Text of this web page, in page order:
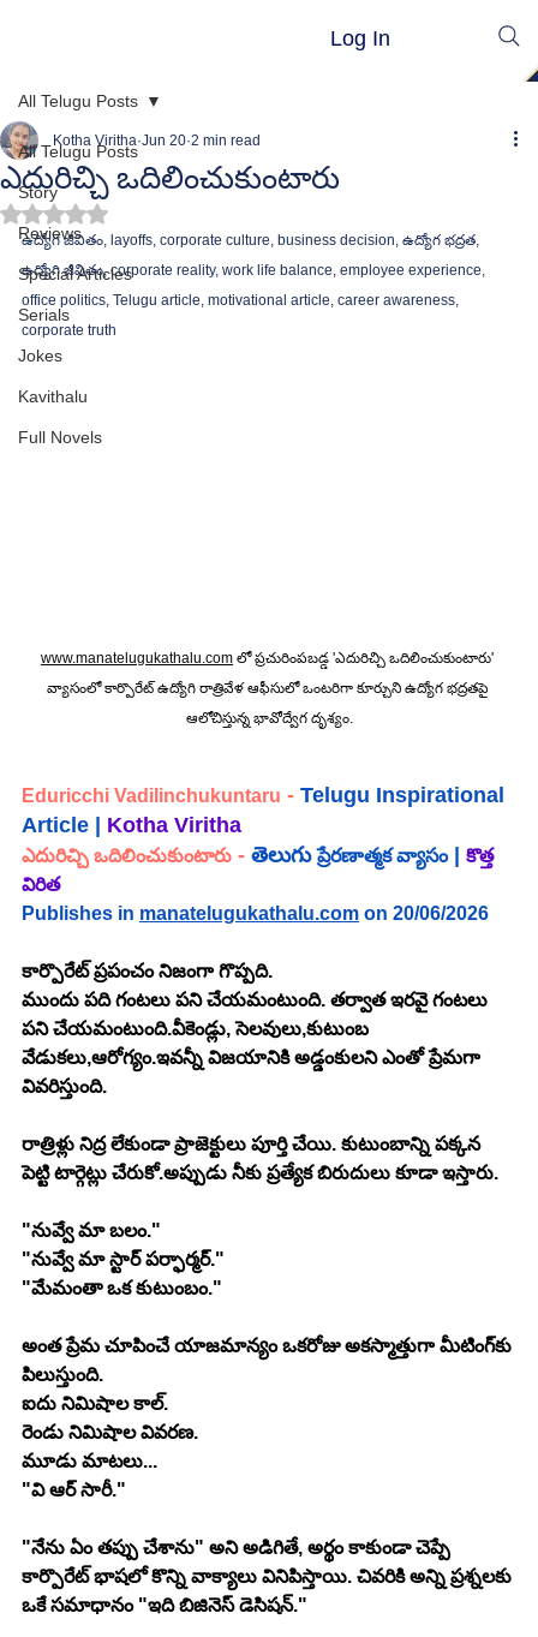
Log In
All Telugu Posts
Story
Reviews
Special Articles
Serials
Jokes
Kavithalu
Full Novels
All Telugu Posts
ఎదురిచ్చి ఒదిలించుకుంటారు
Kotha Viritha Jun 20 2 min read
Rated NaN out of 5 stars.
ఉద్యోగ జీవితం, layoffs, corporate culture, business decision, ఉద్యోగ భద్రత,
ఉద్యోగి జీవితం, corporate reality, work life balance, employee experience,
office politics, Telugu article, motivational article, career awareness,
corporate truth
www.manatelugukathalu.com లో ప్రచురింపబడ్డ 'ఎదురిచ్చి ఒదిలించుకుంటారు'
వ్యాసంలో కార్పొరేట్ ఉద్యోగి రాత్రివేళ ఆఫీసులో ఒంటరిగా కూర్చుని ఉద్యోగ భద్రతపై
ఆలోచిస్తున్న భావోద్వేగ దృశ్యం.
Eduricchi Vadilinchukuntaru - Telugu Inspirational
Article | Kotha Viritha
ఎదురిచ్చి ఒదిలించుకుంటారు - తెలుగు ప్రేరణాత్మక వ్యాసం | కొత్త
విరిత
Publishes in manatelugukathalu.com on 20/06/2026
కార్పొరేట్ ప్రపంచం నిజంగా గొప్పది.
ముందు పది గంటలు పని చేయమంటుంది. తర్వాత ఇరవై గంటలు
పని చేయమంటుంది.వీకెండ్లు, సెలవులు,కుటుంబ
వేడుకలు,ఆరోగ్యం.ఇవన్నీ విజయానికి అడ్డంకులని ఎంతో ప్రేమగా
వివరిస్తుంది.
రాత్రిళ్లు నిద్ర లేకుండా ప్రాజెక్టులు పూర్తి చేయి. కుటుంబాన్ని పక్కన
పెట్టి టార్గెట్లు చేరుకో.అప్పుడు నీకు ప్రత్యేక బిరుదులు కూడా ఇస్తారు.
"నువ్వే మా బలం."
"నువ్వే మా స్టార్ పర్ఫార్మర్."
"మేమంతా ఒక కుటుంబం."
అంత ప్రేమ చూపించే యాజమాన్యం ఒకరోజు అకస్మాత్తుగా మీటింగ్‌కు
పిలుస్తుంది.
ఐదు నిమిషాల కాల్.
రెండు నిమిషాల వివరణ.
మూడు మాటలు...
"వి ఆర్ సారీ."
"నేను ఏం తప్పు చేశాను" అని అడిగితే, అర్థం కాకుండా చెప్పే
కార్పొరేట్ భాషలో కొన్ని వాక్యాలు వినిపిస్తాయి. చివరికి అన్ని ప్రశ్నలకు
ఒకే సమాధానం "ఇది బిజినెస్ డెసిషన్."